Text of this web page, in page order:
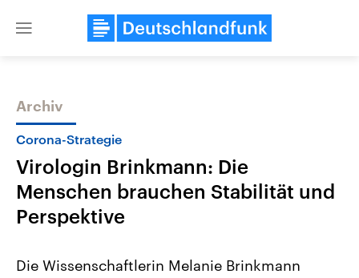
Close
Themen
Archiv
Corona-Strategie
Virologin Brinkmann: Die
Menschen brauchen Stabilität und
Perspektive
Die Wissenschaftlerin Melanie Brinkmann